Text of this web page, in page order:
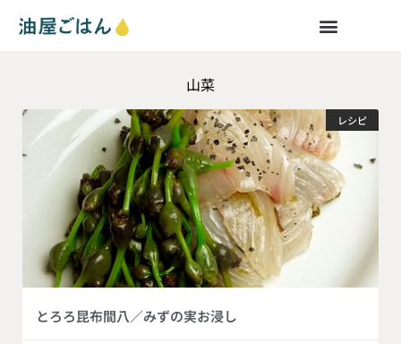
山菜
レシピ
とろろ昆布間八／みずの実お浸し